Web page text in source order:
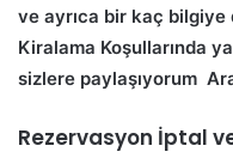
ve ayrıca bir kaç
Kiralama Koşullarında
sizlere paylaşıyorum
Rezervasyon İptal